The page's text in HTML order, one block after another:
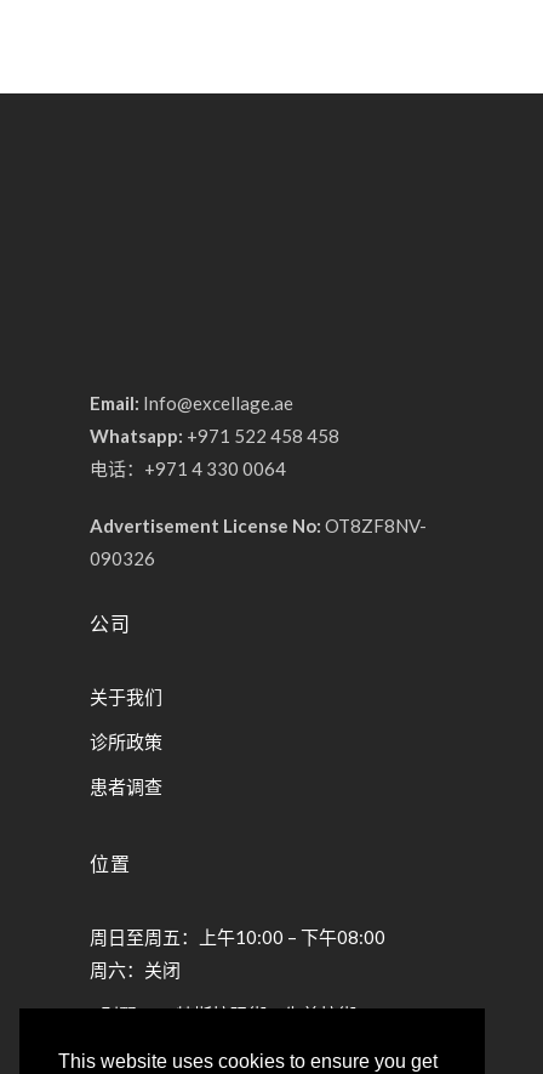
Email: Info@excellage.ae
Whatsapp: +971 522 458 458
电话：+971 4 330 0064
Advertisement License No: OT8ZF8NV-
090326
公司
关于我们
诊所政策
患者调查
位置
周日至周五：上午10:00 – 下午08:00
周六：关闭
别墅23 – 特斯拉玛街 – 朱美拉街
This website uses cookies to ensure you get